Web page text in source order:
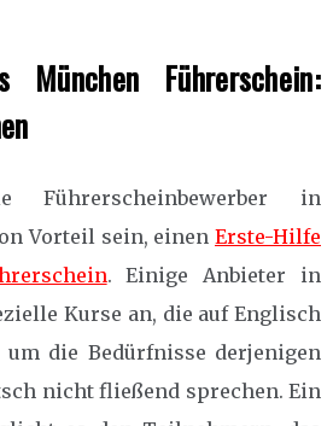
München Führerschein:
Führerscheinbewerber in
Vorteil sein, einen Erste-Hilfe
. Einige Anbieter in
Kurse an, die auf Englisch
um die Bedürfnisse derjenigen
nicht fließend sprechen. Ein